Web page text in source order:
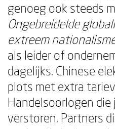
genoeg ook steeds
Ongebreidelde
extreem
als leider of
dagelijks. Chinese
plots met extra
Handelsoorlogen
verstoren. Partners